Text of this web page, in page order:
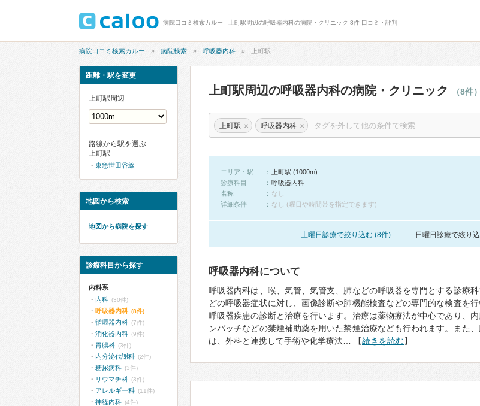
病院口コミ検索カルー - 上町駅周辺の呼吸器内科の病院・クリニック 8件 口コミ・評判
病院口コミ検索カルー 病院検索 呼吸器内科 上町駅
上町駅周辺の呼吸器内科の病院・クリニック （8件）
上町駅 × 呼吸器内科 ×
エリア・駅
上町駅 (1000m)
診療科目
呼吸器内科
名称
なし
詳細条件
なし (曜日や時間帯を指定できます)
土曜日診療で絞り込む (8件) 日曜日診療で絞り
呼吸器内科について
呼吸器内科は、喉、気管、気管支、肺などの呼吸器を専門とする診療
どの呼吸器症状に対し、画像診断や肺機能検査などの専門的な検査を
呼吸器疾患の診断と治療を行います。治療は薬物療法が中心であり、
ンパッチなどの禁煙補助薬を用いた禁煙治療なども行われます。また
は、外科と連携して手術や化学療法… 【続きを読む】
距離・駅を変更
上町駅周辺
路線から駅を選ぶ
上町駅
東急世田谷線
地図から検索
地図から病院を探す
診療科目から探す
内科系
内科 (30件)
呼吸器内科 (8件)
循環器内科 (7件)
消化器内科 (9件)
胃腸科 (3件)
内分泌代謝科 (2件)
糖尿病科 (3件)
リウマチ科 (3件)
アレルギー科 (11件)
神経内科 (4件)